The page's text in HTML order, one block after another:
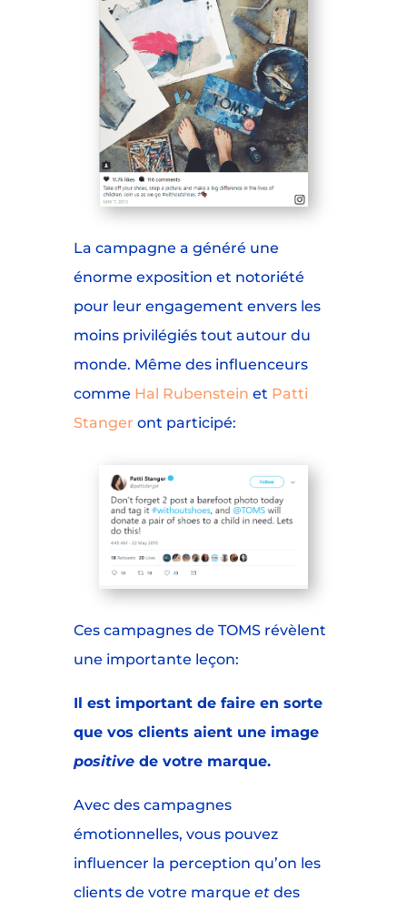
La campagne a généré une
énorme exposition et notoriété
pour leur engagement envers les
moins privilégiés tout autour du
monde. Même des influenceurs
comme Hal Rubenstein et Patti
Stanger ont participé:
Ces campagnes de TOMS révèlent
une importante leçon:
Il est important de faire en sorte
que vos clients aient une image
positivede votre marque.
Avec des campagnes
émotionnelles, vous pouvez
influencer la perception qu’on les
clients de votre marque etdes